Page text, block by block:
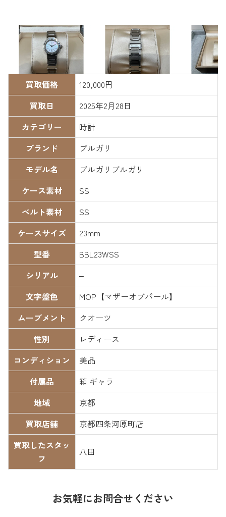
買取価格
120,000円
買取日
2025年2月28日
カテゴリー
時計
ブランド
ブルガリ
モデル名
ブルガリブルガリ
ケース素材
SS
ベルト素材
SS
ケースサイズ
23mm
型番
BBL23WSS
シリアル
–
文字盤色
MOP【マザーオブパール】
ムーブメント
クオーツ
性別
レディース
コンディション
美品
付属品
箱 ギャラ
地域
京都
買取店舗
京都四条河原町店
買取したスタッ
フ
八田
お気軽にお問合せください